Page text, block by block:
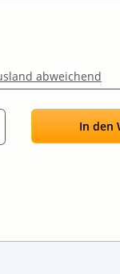
abweichend
In den